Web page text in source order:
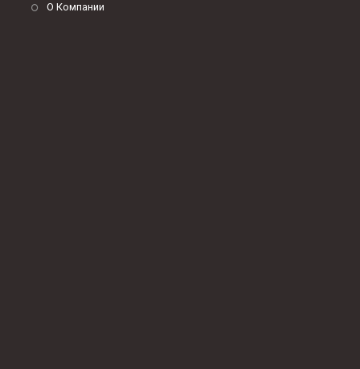
О Компании